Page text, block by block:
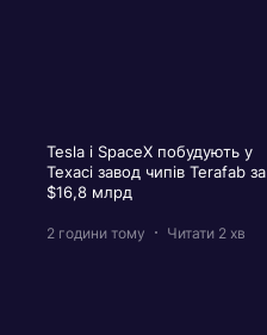
Tesla і SpaceX побудують у
Техасі завод чипів Terafab за
$16,8 млрд
2 години тому Читати 2 хв